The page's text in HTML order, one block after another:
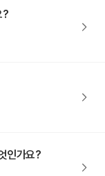
?
인가요?